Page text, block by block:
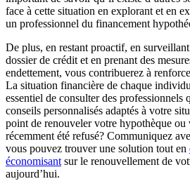
face à cette situation en explorant et en
un professionnel du financement
De plus, en restant proactif, en
dossier de crédit et en prenant des
endettement, vous contribuerez à
La situation financière de chaque
essentiel de consulter des professionnels
conseils personnalisés adaptés à votre
point de renouveler votre hypothèque ou
récemment été refusé? Communiquez
vous pouvez trouver une solution tout en
économisant sur le renouvellement de
aujourd’hui.